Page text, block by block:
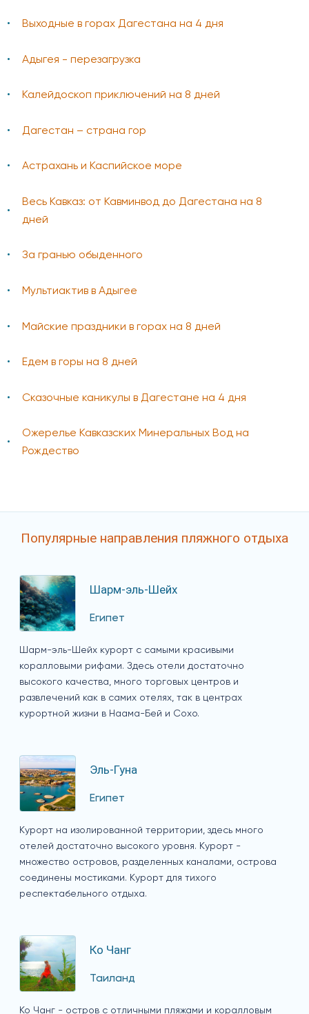
Выходные в горах Дагестана на 4 дня
Адыгея - перезагрузка
Калейдоскоп приключений на 8 дней
Дагестан – страна гор
Астрахань и Каспийское море
Весь Кавказ: от Кавминвод до Дагестана на 8
дней
За гранью обыденного
Мультиактив в Адыгее
Майские праздники в горах на 8 дней
Едем в горы на 8 дней
Сказочные каникулы в Дагестане на 4 дня
Ожерелье Кавказских Минеральных Вод на
Рождество
Популярные направления пляжного отдыха
Шарм-эль-Шейх
Египет
Шарм-эль-Шейх курорт с самыми красивыми
коралловыми рифами. Здесь отели достаточно
высокого качества, много торговых центров и
развлечений как в самих отелях, так в центрах
курортной жизни в Наама-Бей и Сохо.
Эль-Гуна
Египет
Курорт на изолированной территории, здесь много
отелей достаточно высокого уровня. Курорт -
множество островов, разделенных каналами, острова
соединены мостиками. Курорт для тихого
респектабельного отдыха.
Ко Чанг
Таиланд
Ко Чанг - остров с отличными пляжами и коралловым